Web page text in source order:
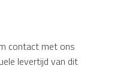
contact met ons
levertijd van dit